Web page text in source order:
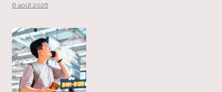
6 août 2026